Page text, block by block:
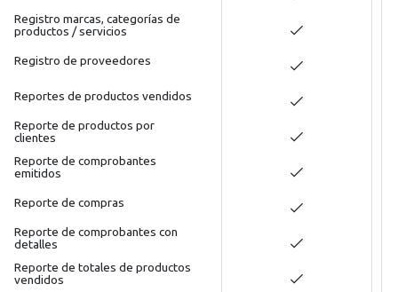
Registro marcas, categorías de
productos / servicios
Registro de proveedores
Reportes de productos vendidos
Reporte de productos por
clientes
Reporte de comprobantes
emitidos
Reporte de compras
Reporte de comprobantes con
detalles
Reporte de totales de productos
vendidos